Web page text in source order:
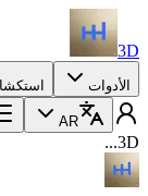
3D
الأدوات
AR
3D...